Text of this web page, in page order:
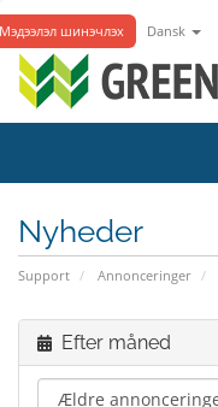
Мэдээлэл шинэчлэх Dansk
Nyheder
Support Annonceringer
Efter måned